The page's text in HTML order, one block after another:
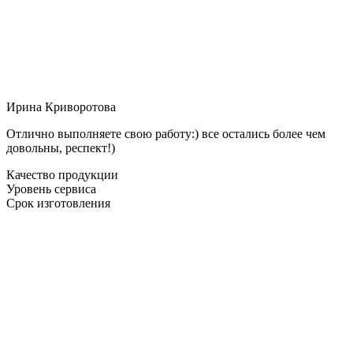
Ирина Криворотова
Отлично выполняете свою работу:) все остались более чем
довольны, респект!)
Качество продукции
Уровень сервиса
Срок изготовления